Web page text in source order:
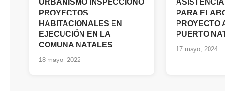
URBANISMO INSPECCIONÓ
PROYECTOS
HABITACIONALES EN
EJECUCIÓN EN LA
COMUNA NATALES
18 mayo, 2022
PARA
PROYECTO
PUERTO
17 mayo, 2024